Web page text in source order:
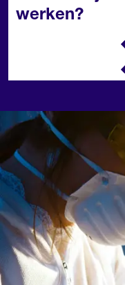
werken?
Een
bij de keuringsdienst
laboratorium.